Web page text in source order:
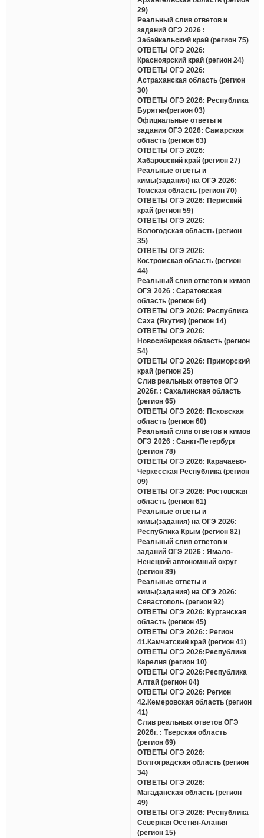
29)
Реальный слив ответов и
заданий ОГЭ 2026 :
Забайкальский край (регион 75)
ОТВЕТЫ ОГЭ 2026:
Красноярский край (регион 24)
ОТВЕТЫ ОГЭ 2026:
Астраханская область (регион
30)
ОТВЕТЫ ОГЭ 2026: Республика
Бурятия(регион 03)
Официальные ответы и
задания ОГЭ 2026: Самарская
область (регион 63)
ОТВЕТЫ ОГЭ 2026:
Хабаровский край (регион 27)
Реальные ответы и
кимы(задания) на ОГЭ 2026:
Томская область (регион 70)
ОТВЕТЫ ОГЭ 2026: Пермский
край (регион 59)
ОТВЕТЫ ОГЭ 2026:
Вологодская область (регион
35)
ОТВЕТЫ ОГЭ 2026:
Костромская область (регион
44)
Реальный слив ответов и кимов
ОГЭ 2026 : Саратовская
область (регион 64)
ОТВЕТЫ ОГЭ 2026: Республика
Саха (Якутия) (регион 14)
ОТВЕТЫ ОГЭ 2026:
Новосибирская область (регион
54)
ОТВЕТЫ ОГЭ 2026: Приморский
край (регион 25)
Слив реальных ответов ОГЭ
2026г. : Сахалинская область
(регион 65)
ОТВЕТЫ ОГЭ 2026: Псковская
область (регион 60)
Реальный слив ответов и кимов
ОГЭ 2026 : Санкт-Петербург
(регион 78)
ОТВЕТЫ ОГЭ 2026: Карачаево-
Черкесская Республика (регион
09)
ОТВЕТЫ ОГЭ 2026: Ростовская
область (регион 61)
Реальные ответы и
кимы(задания) на ОГЭ 2026:
Республика Крым (регион 82)
Реальный слив ответов и
заданий ОГЭ 2026 : Ямало-
Ненецкий автономный округ
(регион 89)
Реальные ответы и
кимы(задания) на ОГЭ 2026:
Севастополь (регион 92)
ОТВЕТЫ ОГЭ 2026: Курганская
область (регион 45)
ОТВЕТЫ ОГЭ 2026:: Регион
41.Камчатский край (регион 41)
ОТВЕТЫ ОГЭ 2026:Республика
Карелия (регион 10)
ОТВЕТЫ ОГЭ 2026:Республика
Алтай (регион 04)
ОТВЕТЫ ОГЭ 2026: Регион
42.Кемеровская область (регион
41)
Слив реальных ответов ОГЭ
2026г. : Тверская область
(регион 69)
ОТВЕТЫ ОГЭ 2026:
Волгоградская область (регион
34)
ОТВЕТЫ ОГЭ 2026:
Магаданская область (регион
49)
ОТВЕТЫ ОГЭ 2026: Республика
Северная Осетия-Алания
(регион 15)